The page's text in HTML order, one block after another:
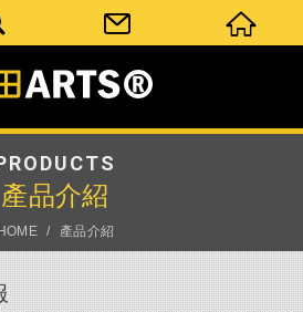
產品介紹
HOME 產品介紹